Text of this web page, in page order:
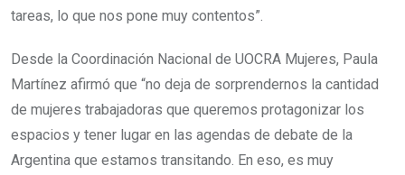
tareas, lo que nos pone muy contentos”.
Desde la Coordinación Nacional de UOCRA Mujeres, Paula
Martínez afirmó que “no deja de sorprendernos la cantidad
de mujeres trabajadoras que queremos protagonizar los
espacios y tener lugar en las agendas de debate de la
Argentina que estamos transitando. En eso, es muy